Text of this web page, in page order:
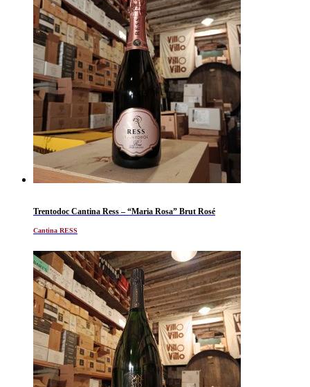
Trentodoc Cantina Ress – “Maria Rosa” Brut Rosé
Cantina RESS